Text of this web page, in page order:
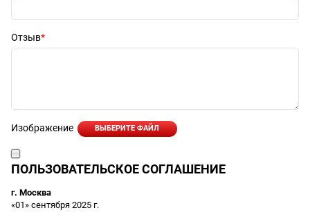
Отзыв
Изображение ВЫБЕРИТЕ ФАЙЛ
ПОЛЬЗОВАТЕЛЬСКОЕ СОГЛАШЕНИЕ
г. Москва
«01» сентября 2025 г.